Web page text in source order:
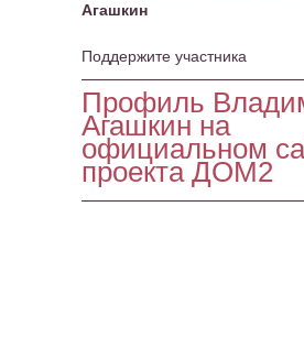
Агашкин
Поддержите участника
Профиль
Агашкин на
официальном
проекта ДОМ2